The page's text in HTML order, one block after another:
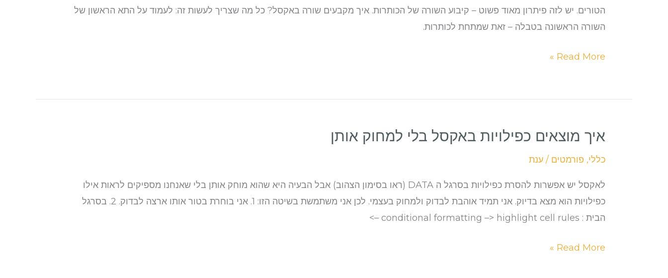
הטורים. יש לזה פיתרון מאוד פשוט – קיבוע השורה של הכותרות. איך מקבעים שורה באקסל? כל מה שצריך לעשות זה: לעמוד על התא הראשון של
השורה הראשונה בטבלה – זאת שמתחת לכותרות.
Read More »
איך מוצאים כפילויות באקסל בלי למחוק אותן
כללי, פורמטים / ענת
לאקסל יש אפשרות להסרת כפילויות בסרגל ה DATA (ראו בסימון הצהוב) אבל הבעיה היא שהוא מוחק אותן בלי שאנחנו מספיקים לראות אילו
כפילויות הוא מצא בדיוק. אני תמיד אוהבת לבדוק ולמחוק בעצמי. לכן אני משתמשת בשיטה הזו: 1. אני בוחרת בטור אותו ארצה לבדוק. 2. בסרגל
הבית : conditional formatting –> highlight cell rules –>
איך
כפילויות
באקסל
בלי
למחוק
Read More »